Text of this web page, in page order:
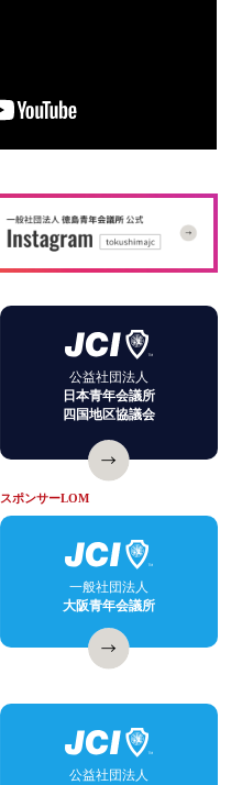
公益社団法人
日本青年会議所
四国地区協議会
スポンサーLOM
一般社団法人
大阪青年会議所
公益社団法人